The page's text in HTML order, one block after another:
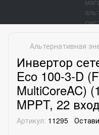
Альтернативная
Инвертор
Eco 100-3-D
MultiСoreAC)
MPPT, 22
Артикул: 11295